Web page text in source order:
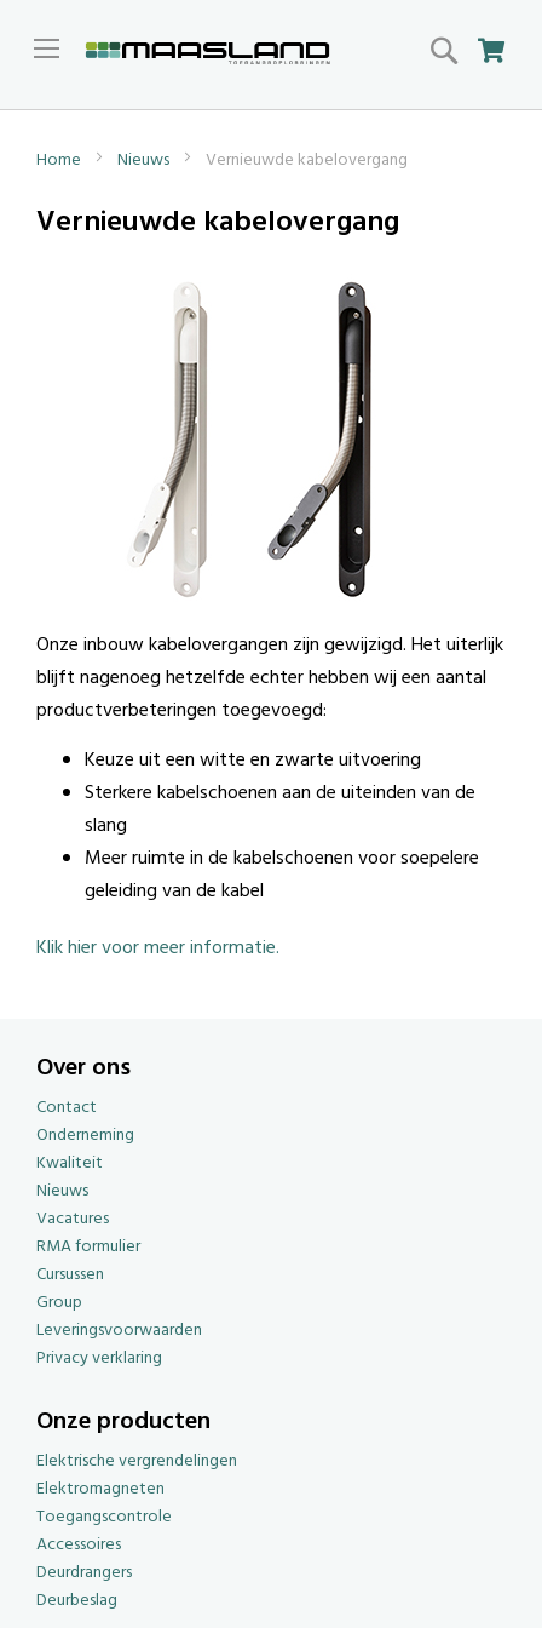
Search
Home Nieuws Vernieuwde kabelovergang
Vernieuwde kabelovergang
Onze inbouw kabelovergangen zijn gewijzigd. Het uiterlijk
blijft nagenoeg hetzelfde echter hebben wij een aantal
productverbeteringen toegevoegd:
Keuze uit een witte en zwarte uitvoering
Sterkere kabelschoenen aan de uiteinden van de
slang
Meer ruimte in de kabelschoenen voor soepelere
geleiding van de kabel
Klik hier voor meer informatie.
Over ons
Contact
Onderneming
Kwaliteit
Nieuws
Vacatures
RMA formulier
Cursussen
Group
Leveringsvoorwaarden
Privacy verklaring
Onze producten
Elektrische vergrendelingen
Elektromagneten
Toegangscontrole
Accessoires
Deurdrangers
Deurbeslag